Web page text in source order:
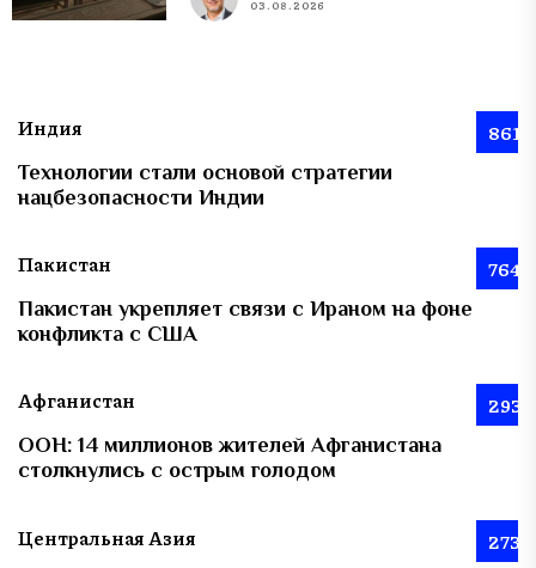
03.08.2026
Индия 861
Технологии стали основой стратегии
нацбезопасности Индии
Пакистан 764
Пакистан укрепляет связи с Ираном на фоне
конфликта с США
Афганистан 293
ООН: 14 миллионов жителей Афганистана
столкнулись с острым голодом
Центральная Азия 273